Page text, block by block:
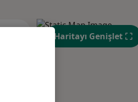
Sal,
11 Ağustos
Çar,
12 Ağustos
Haritayı Genişlet